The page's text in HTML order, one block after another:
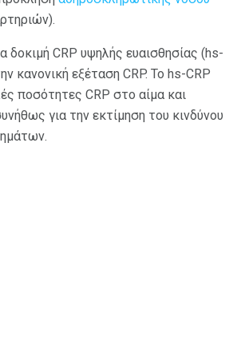
δοκιμή CRP υψηλής ευαισθησίας (hs-
κανονική εξέταση CRP. Το hs-CRP
ποσότητες CRP στο αίμα και
για την εκτίμηση του κινδύνου